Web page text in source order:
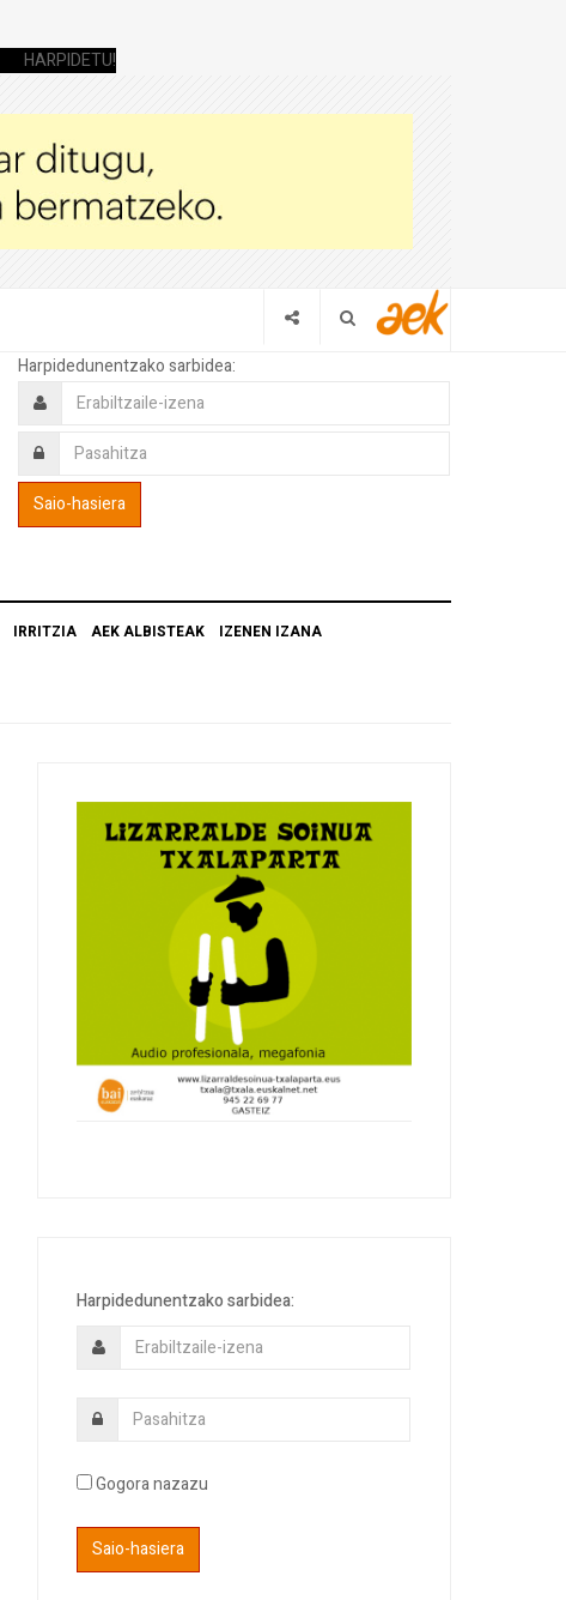
HARPIDETU!
Harpidedunentzako sarbidea:
IRRITZIA AEK ALBISTEAK IZENEN IZANA
Harpidedunentzako sarbidea:
Gogora nazazu